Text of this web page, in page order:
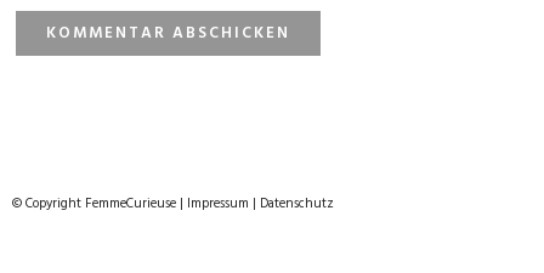
© Copyright FemmeCurieuse | Impressum | Datenschutz